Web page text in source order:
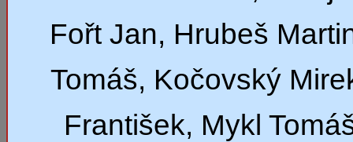
Fořt Jan, Hrubeš
Tomáš, Kočovský
František, Mykl